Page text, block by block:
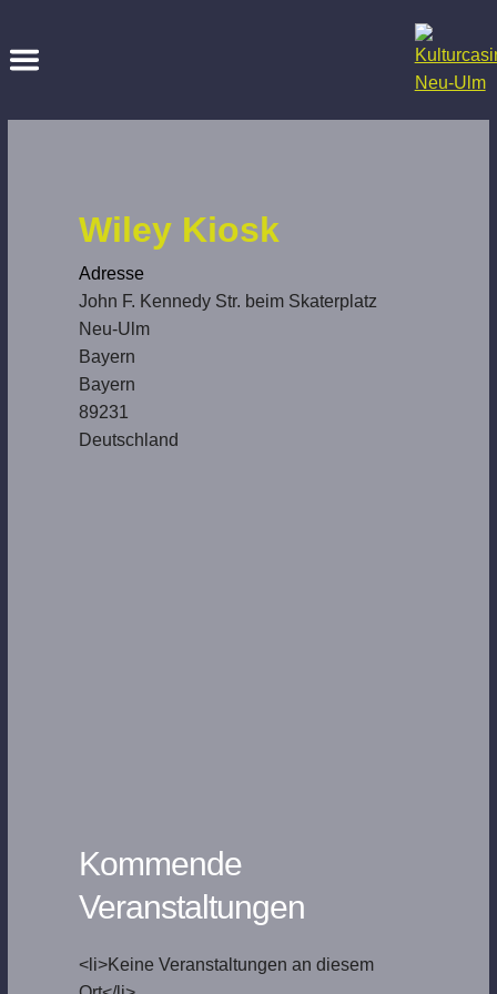
Wiley Kiosk
Adresse
John F. Kennedy Str. beim Skaterplatz
Neu-Ulm
Bayern
Bayern
89231
Deutschland
Kommende
Veranstaltungen
<li>Keine Veranstaltungen an diesem